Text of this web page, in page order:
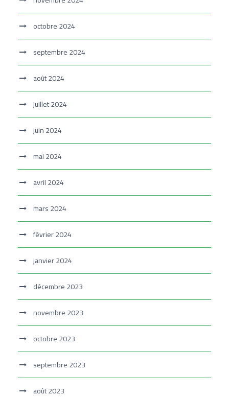
octobre 2024
septembre 2024
août 2024
juillet 2024
juin 2024
mai 2024
avril 2024
mars 2024
février 2024
janvier 2024
décembre 2023
novembre 2023
octobre 2023
septembre 2023
août 2023